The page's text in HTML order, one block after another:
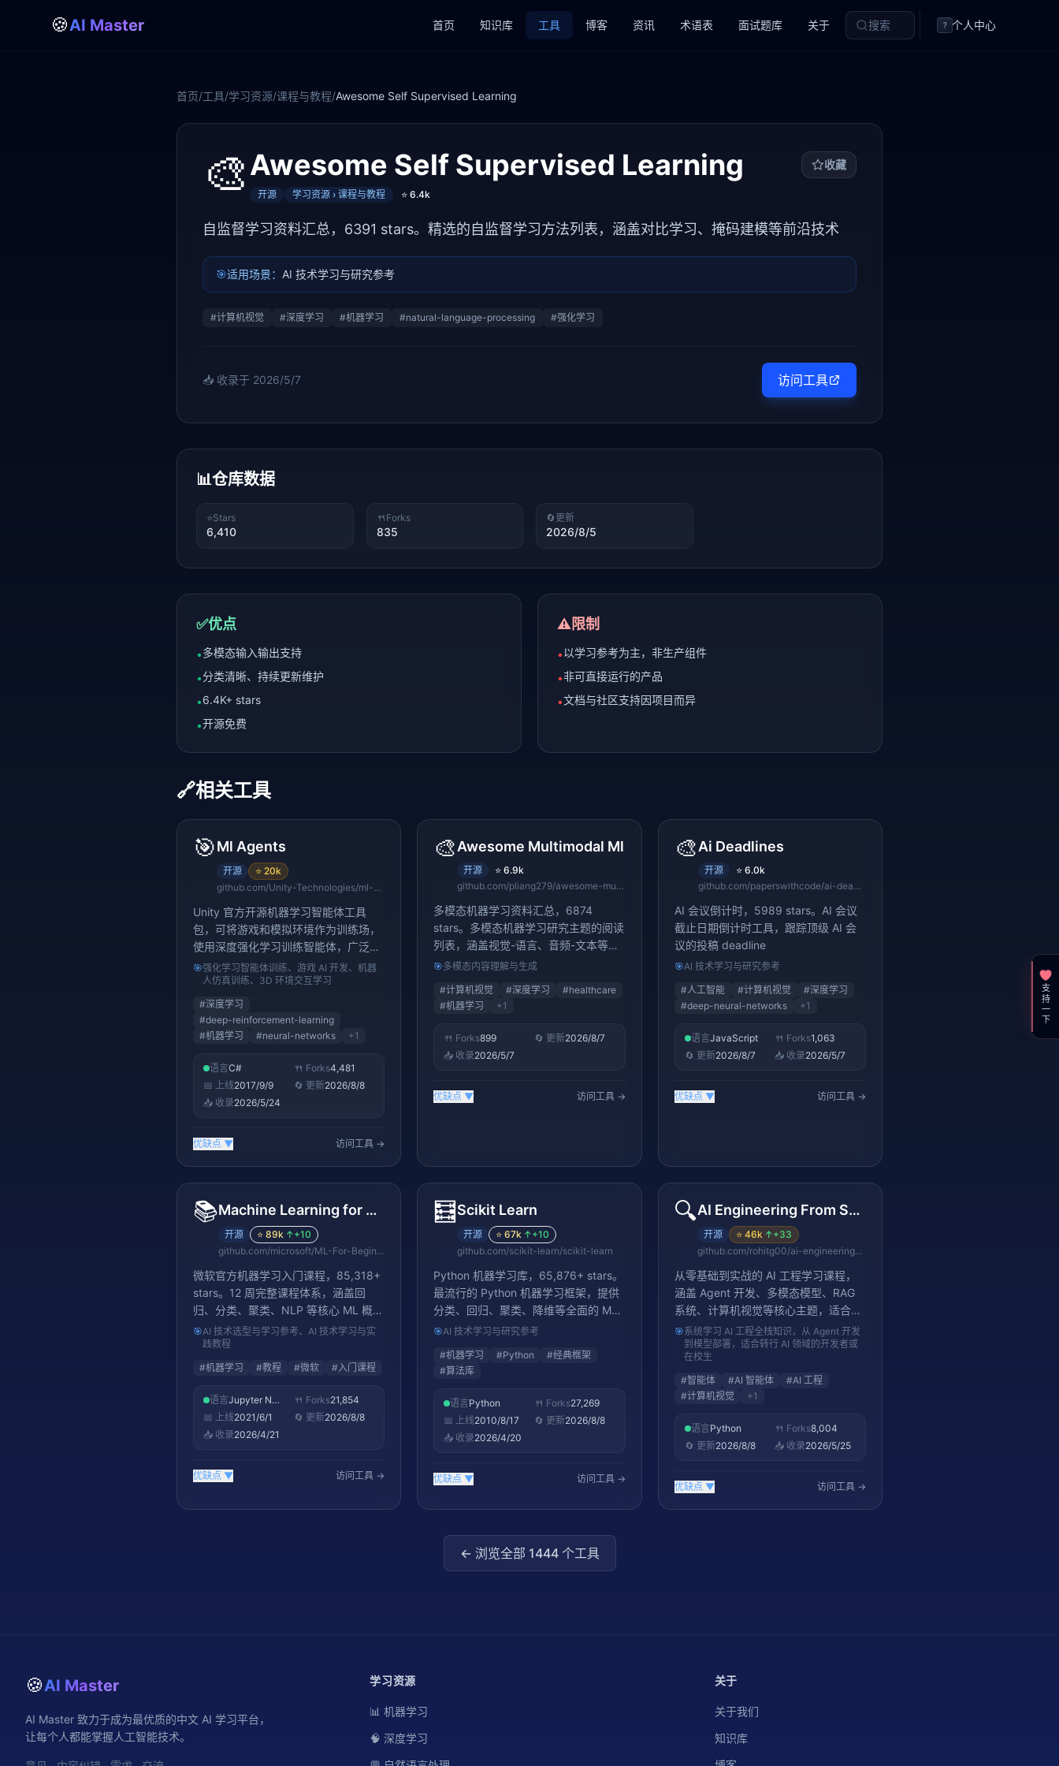
🍪AI Master 首页 知识库 工具 博客 资讯 术语表 面试题库 关于 搜索 ? 个人中心
首页/工具/学习资源/课程与教程/Awesome Self Supervised Learning
🎨Awesome Self Supervised Learning 收藏
开源 学习资源 › 课程与教程 ⭐ 6.4k
自监督学习资料汇总，6391 stars。精选的自监督学习方法列表，涵盖对比学习、掩码建模等前沿技术
🎯适用场景： AI 技术学习与研究参考
#计算机视觉 #深度学习 #机器学习 #natural-language-processing #强化学习
📥 收录于 2026/5/7 访问工具
📊仓库数据
⭐Stars
6,410
🍴 Forks
835
🔄更新
2026/8/5
✅优点
•多模态输入输出支持
•分类清晰、持续更新维护
•6.4K+ stars
•开源免费
⚠️限制
• 以学习参考为主，非生产组件
•非可直接运行的产品
•文档与社区支持因项目而异
🔗相关工具
🎯Ml Agents
开源 ⭐ 20k
github.com/Unity-Technologies/ml-agents
Unity 官方开源机器学习智能体工具
包，可将游戏和模拟环境作为训练场，
使用深度强化学习训练智能体，广泛应
用于机器人控制、游戏 AI 和仿真训练
场景。（19K+ stars）
🎯强化学习智能体训练、游戏 AI 开发、机器
人仿真训练、3D 环境交互学习
#深度学习
#deep-reinforcement-learning
#机器学习 #neural-networks +1
语言C# 🍴 Forks4,481
📅 上线2017/9/9 🔄 更新2026/8/8
📥 收录2026/5/24
优缺点 ▼ 访问工具 →
🎨Awesome Multimodal Ml
开源 ⭐6.9k
github.com/pliang279/awesome-multimodal-ml
多模态机器学习资料汇总，6874
stars。多模态机器学习研究主题的阅读
列表，涵盖视觉-语言、音频-文本等多
模态领域
🎯多模态内容理解与生成
#计算机视觉 #深度学习 #healthcare
#机器学习 +1
🍴 Forks899 🔄 更新2026/8/7
📥 收录2026/5/7
优缺点 ▼ 访问工具 →
🎨Ai Deadlines
开源 ⭐ 6.0k
github.com/paperswithcode/ai-deadlines
AI 会议倒计时，5989 stars。AI 会议
截止日期倒计时工具，跟踪顶级 AI 会
议的投稿 deadline
🎯AI 技术学习与研究参考
#人工智能 #计算机视觉 #深度学习
#deep-neural-networks +1
语言JavaScript 🍴 Forks1,063
🔄 更新2026/8/7 📥 收录2026/5/7
优缺点 ▼ 访问工具 →
📚 Machine Learning for Beginners
开源 ⭐ 89k ↑+10
github.com/microsoft/ML-For-Beginners
微软官方机器学习入门课程，85,318+
stars。12 周完整课程体系，涵盖回
归、分类、聚类、NLP 等核心 ML 概
念，每节课含 Jupyter Notebook 实践
练习。从基础统计学到高级模型，是最
系统的 ML 入门学习路径。
🎯AI 技术选型与学习参考、AI 技术学习与实
践教程
#机器学习 #教程 #微软 #入门课程
语言 Jupyter Notebook 🍴 Forks21,854
📅 上线2021/6/1 🔄 更新2026/8/8
📥 收录2026/4/21
优缺点 ▼ 访问工具 →
🧮Scikit Learn
开源 ⭐67k ↑+10
github.com/scikit-learn/scikit-learn
Python 机器学习库，65,876+ stars。
最流行的 Python 机器学习框架，提供
分类、回归、聚类、降维等全面的 ML
算法，API 设计简洁优雅，是 ML 入门
🎯AI 技术学习与研究参考
#机器学习 #Python #经典框架
#算法库
语言Python 🍴 Forks27,269
📅 上线2010/8/17 🔄 更新2026/8/8
📥 收录2026/4/20
优缺点 ▼ 访问工具 →
🔍 AI Engineering From Scratch
开源 ⭐ 46k ↑+33
github.com/rohitg00/ai-engineering-from-scratch
从零基础到实战的 AI 工程学习课程，
涵盖 Agent 开发、多模态模型、RAG
系统、计算机视觉等核心主题，适合初
学者系统学习 AI 工程实践。
🎯系统学习 AI 工程全栈知识，从 Agent 开发
到模型部署，适合转行 AI 领域的开发者或
在校生
#智能体 #AI 智能体 #AI 工程
#计算机视觉 +1
语言Python 🍴 Forks8,004
🔄 更新2026/8/8 📥 收录2026/5/25
优缺点 ▼ 访问工具 →
← 浏览全部 1444个工具
🍪AI Master
AI Master 致力于成为最优质的中文 AI 学习平台，
让每个人都能掌握人工智能技术。
学习资源
📊 机器学习
🧠 深度学习
关于
关于我们
知识库
支持一下